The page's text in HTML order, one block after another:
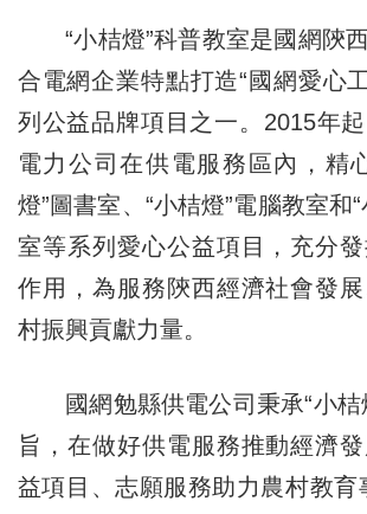
“小桔燈”科普教室是國網陝
合電網企業特點打造“國網愛心
列公益品牌項目之一。2015年
電力公司在供電服務區內，精
燈”圖書室、“小桔燈”電腦教室和
室等系列愛心公益項目，充分
作用，為服務陝西經濟社會發
村振興貢獻力量。
國網勉縣供電公司秉承“小桔
旨，在做好供電服務推動經濟
益項目、志願服務助力農村教育